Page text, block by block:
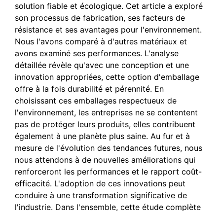
solution fiable et écologique. Cet article a exploré
son processus de fabrication, ses facteurs de
résistance et ses avantages pour l'environnement.
Nous l'avons comparé à d'autres matériaux et
avons examiné ses performances. L'analyse
détaillée révèle qu'avec une conception et une
innovation appropriées, cette option d'emballage
offre à la fois durabilité et pérennité. En
choisissant ces emballages respectueux de
l'environnement, les entreprises ne se contentent
pas de protéger leurs produits, elles contribuent
également à une planète plus saine. Au fur et à
mesure de l'évolution des tendances futures, nous
nous attendons à de nouvelles améliorations qui
renforceront les performances et le rapport coût-
efficacité. L'adoption de ces innovations peut
conduire à une transformation significative de
l'industrie. Dans l'ensemble, cette étude complète